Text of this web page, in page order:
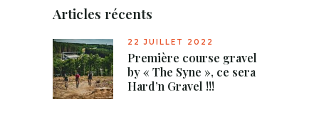
Articles récents
22 JUILLET 2022
Première course gravel
by « The Syne », ce sera
Hard’n Gravel !!!